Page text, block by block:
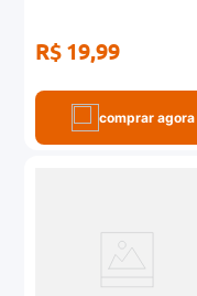
R$ 19,99
comprar agora